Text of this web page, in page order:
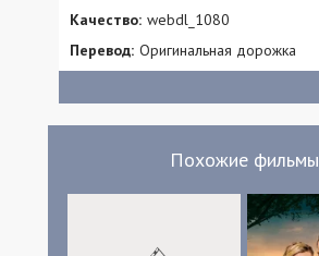
Качество: webdl_1080
Перевод: Оригинальная дорожка
Похожие фильмы